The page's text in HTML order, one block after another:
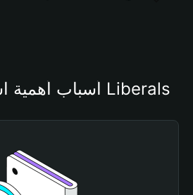
أسباب أهمية استخدام محفظة Liberals